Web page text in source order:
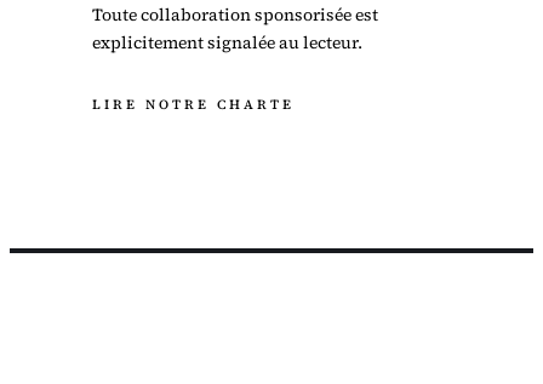
Toute collaboration sponsorisée est
explicitement signalée au lecteur.
LIRE NOTRE CHARTE